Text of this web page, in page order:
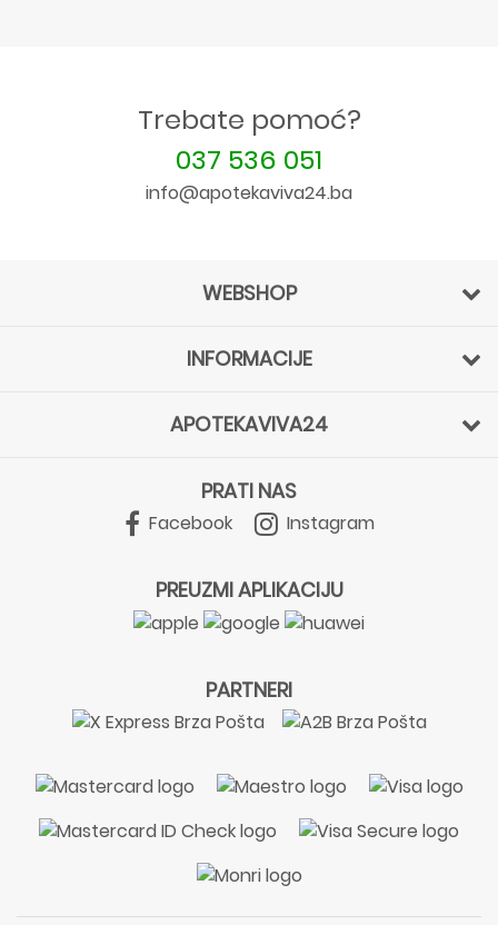
Trebate pomoć?
037 536 051
info@apotekaviva24.ba
WEBSHOP
INFORMACIJE
APOTEKAVIVA24
PRATI NAS
Facebook Instagram
PREUZMI APLIKACIJU
PARTNERI